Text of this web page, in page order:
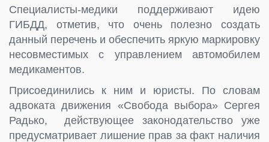
Специалисты-медики поддерживают идею
ГИБДД, отметив, что очень полезно создать
данный перечень и обеспечить яркую маркировку
несовместимых с управлением автомобилем
медикаментов.
Присоединились к ним и юристы. По словам
адвоката движения «Свобода выбора» Сергея
Радько, действующее законодательство уже
предусматривает лишение прав за факт наличия